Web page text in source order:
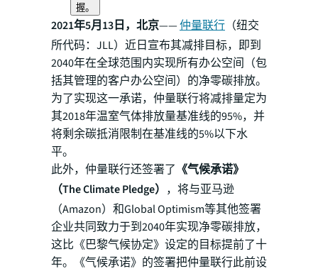
握。
2021年5月13日，北京——仲量联行 （纽交
所代码：JLL）近日宣布其减排目标，即到
2040年在全球范围内实现所有办公空间（包
括其管理的客户办公空间）的净零碳排放。
为了实现这一承诺，仲量联行将减排量定为
其2018年温室气体排放量基准线的95%，并
将剩余碳抵消限制在基准线的5%以下水
平。
此外，仲量联行还签署了 《气候承诺》
（The Climate Pledge） ，将与亚马逊
（Amazon）和Global Optimism等其他签署
企业共同致力于到2040年实现净零碳排放，
这比《巴黎气候协定》设定的目标提前了十
年。《气候承诺》的签署把仲量联行此前设